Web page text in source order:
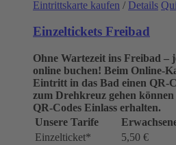
Eintrittskarte kaufen / Details
Einzeltickets Freibad
Ohne Wartezeit ins Freibad –
online buchen! Beim Online-
Eintritt in das Bad einen QR-
zum Drehkreuz gehen
QR-Codes Einlass erhalten.
Unsere Tarife
Einzelticket*
5,50 €